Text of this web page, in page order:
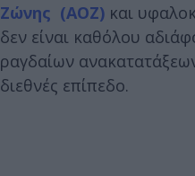
Ζώνης (ΑΟΖ) και
δεν είναι καθόλου
ραγδαίων
διεθνές επίπεδο.